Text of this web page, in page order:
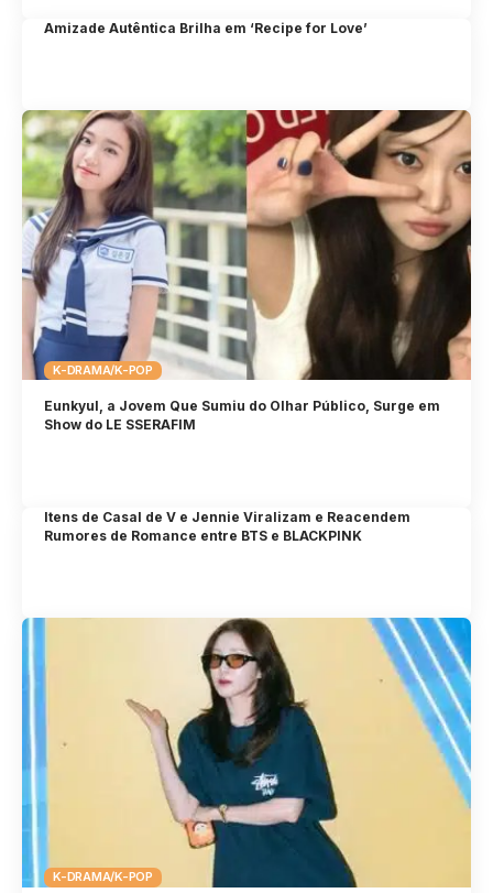
Amizade Autêntica Brilha em ‘Recipe for Love’
K-DRAMA/K-POP
Eunkyul, a Jovem Que Sumiu do Olhar Público, Surge em
Show do LE SSERAFIM
Itens de Casal de V e Jennie Viralizam e Reacendem
Rumores de Romance entre BTS e BLACKPINK
K-DRAMA/K-POP